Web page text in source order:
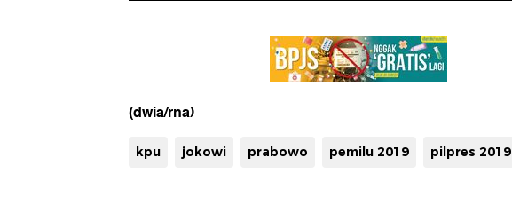
(dwia/rna)
kpu jokowi prabowo pemilu 2019 pilpres 2019